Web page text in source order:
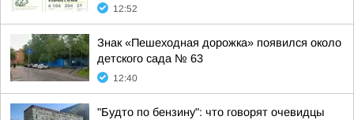
12:52
Знак «Пешеходная дорожка» появился около
детского сада № 63
12:40
"Будто по бензину": что говорят очевидцы